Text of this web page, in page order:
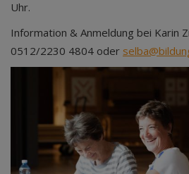
Uhr.
Information & Anmeldung bei Karin
0512/2230 4804 oder